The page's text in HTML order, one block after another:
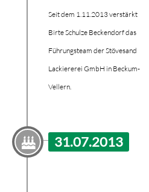
Seit dem 1.11.2013 verstärkt
Birte Schulze Beckendorf das
Führungsteam der Stövesand
Lackiererei GmbH in Beckum-
Vellern.
31.07.2013